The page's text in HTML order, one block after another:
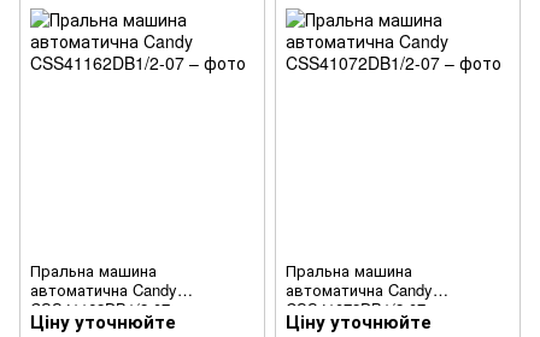
Пральна машина
автоматична Candy
CSS41162DB1/2-07
Ціну уточнюйте
Пральна машина
автоматична Candy
CSS41072DB1/2-07
Ціну уточнюйте